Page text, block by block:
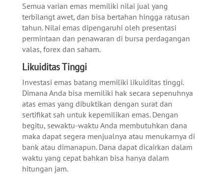
Semua varian emas memiliki nilai jual yang
terbilangt awet, dan bisa bertahan hingga ratusan
tahun. Nilai emas dipengaruhi oleh presentasi
permintaan dan penawaran di bursa perdagangan
valas, forex dan saham.
Likuiditas Tinggi
Investasi emas batang memiliki likuiditas tinggi.
Dimana Anda bisa memiliki hak secara sepenuhnya
atas emas yang dibuktikan dengan surat dan
sertifikat sah untuk kepemilikan emas. Dengan
begitu, sewaktu-waktu Anda membutuhkan dana
maka dapat segera menjualnya atau menukarnya di
bank atau dimanapun. Dana dapat dicairkan dalam
waktu yang cepat bahkan bisa hanya dalam
hitungan jam.